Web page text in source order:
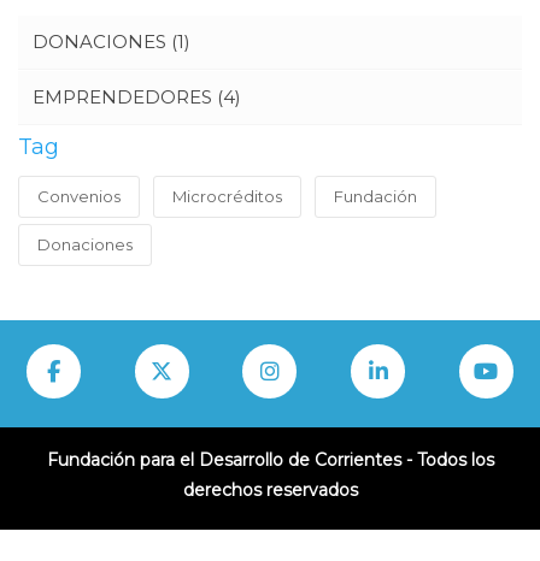
DONACIONES (1)
EMPRENDEDORES (4)
Tag
Convenios Microcréditos Fundación
Donaciones
Fundación para el Desarrollo de Corrientes - Todos los
derechos reservados